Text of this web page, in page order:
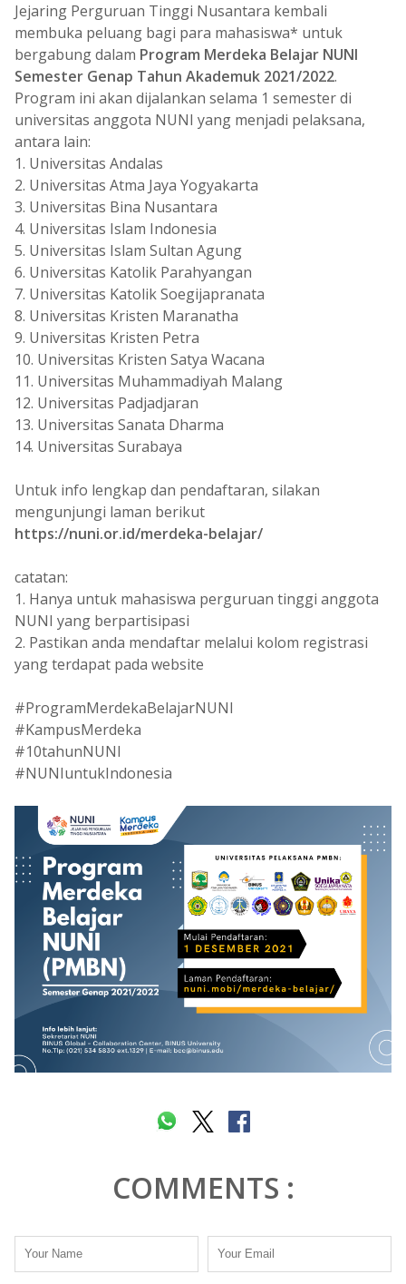
Jejaring Perguruan Tinggi Nusantara kembali
membuka peluang bagi para mahasiswa* untuk
bergabung dalam Program Merdeka Belajar NUNI
Semester Genap Tahun Akademuk 2021/2022.
Program ini akan dijalankan selama 1 semester di
universitas anggota NUNI yang menjadi pelaksana,
antara lain:
1. Universitas Andalas
2. Universitas Atma Jaya Yogyakarta
3. Universitas Bina Nusantara
4. Universitas Islam Indonesia
5. Universitas Islam Sultan Agung
6. Universitas Katolik Parahyangan
7. Universitas Katolik Soegijapranata
8. Universitas Kristen Maranatha
9. Universitas Kristen Petra
10. Universitas Kristen Satya Wacana
11. Universitas Muhammadiyah Malang
12. Universitas Padjadjaran
13. Universitas Sanata Dharma
14. Universitas Surabaya
Untuk info lengkap dan pendaftaran, silakan
mengunjungi laman berikut
https://nuni.or.id/merdeka-belajar/
catatan:
1. Hanya untuk mahasiswa perguruan tinggi anggota
NUNI yang berpartisipasi
2. Pastikan anda mendaftar melalui kolom registrasi
yang terdapat pada website
#ProgramMerdekaBelajarNUNI
#KampusMerdeka
#10tahunNUNI
#NUNIuntukIndonesia
COMMENTS :